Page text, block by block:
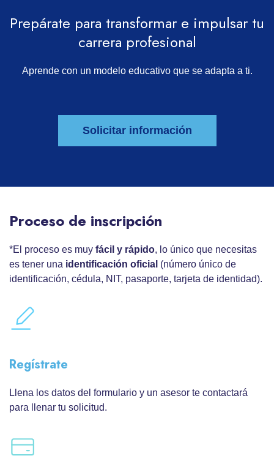
Prepárate para transformar e impulsar tu
carrera profesional
Aprende con un modelo educativo que se adapta a ti.
Solicitar información
Proceso de inscripción
*El proceso es muy fácil y rápido, lo único que necesitas
es tener una identificación oficial (número único de
identificación, cédula, NIT, pasaporte, tarjeta de identidad).
Regístrate
Llena los datos del formulario y un asesor te contactará
para llenar tu solicitud.